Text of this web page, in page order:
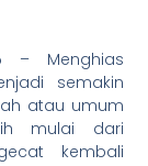
– Menghias
semakin
atau umum
mulai dari
kembali